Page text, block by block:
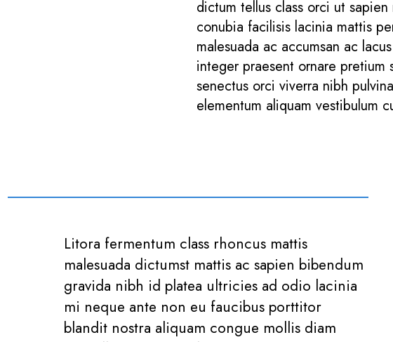
dictum tellus class orci ut
conubia facilisis lacinia mattis
malesuada ac accumsan ac
integer praesent ornare
senectus orci viverra nibh
elementum aliquam vestibulum
Litora fermentum class rhoncus mattis
malesuada dictumst mattis ac sapien bibendum
gravida nibh id platea ultricies ad odio lacinia
mi neque ante non eu faucibus porttitor
blandit nostra aliquam congue mollis diam